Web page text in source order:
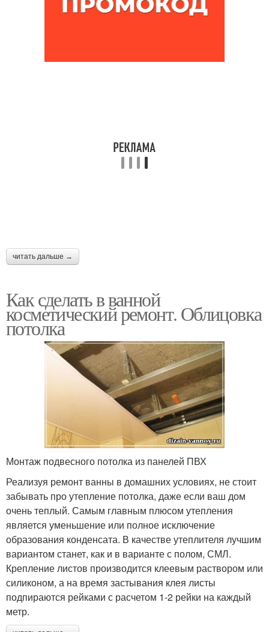
читать дальше →
Как сделать в ванной
косметический ремонт. Облицовка
потолка
Монтаж подвесного потолка из панелей ПВХ
Реализуя ремонт ванны в домашних условиях, не стоит
забывать про утепление потолка, даже если ваш дом
очень теплый. Самым главным плюсом утепления
является уменьшение или полное исключение
образования конденсата. В качестве утеплителя лучшим
вариантом станет, как и в варианте с полом, СМЛ.
Крепление листов производится клеевым раствором или
силиконом, а на время застывания клея листы
подпираются рейками с расчетом 1-2 рейки на каждый
метр.